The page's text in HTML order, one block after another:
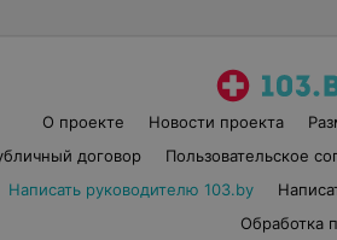
О проекте Новости проекта
договор
Пользовательское
Написать руководителю 103.by
Обработка